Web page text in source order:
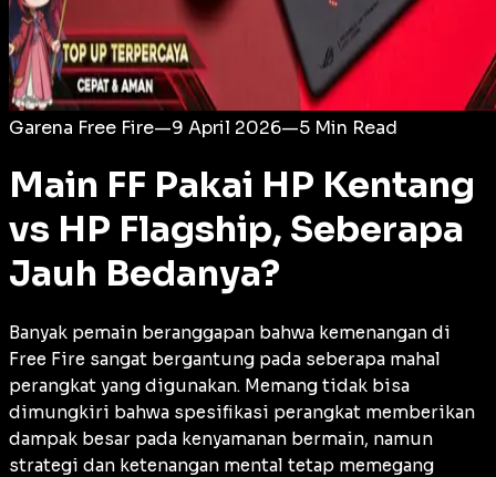
Garena Free Fire—9 April 2026—5 Min Read
Main FF Pakai HP Kentang
vs HP Flagship, Seberapa
Jauh Bedanya?
Banyak pemain beranggapan bahwa kemenangan di
Free Fire sangat bergantung pada seberapa mahal
perangkat yang digunakan. Memang tidak bisa
dimungkiri bahwa spesifikasi perangkat memberikan
dampak besar pada kenyamanan bermain, namun
strategi dan ketenangan mental tetap memegang